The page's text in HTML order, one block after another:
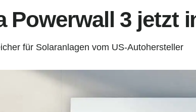
Powerwall 3 jetzt
für Solaranlagen vom US-Autohersteller